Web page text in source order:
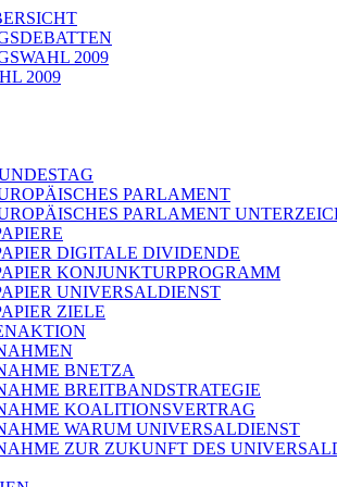
2009
2009
PARLAMENT
PARLAMENT
DIGITALE DIVIDENDE
KONJUNKTURPROGRAMM
UNIVERSALDIENST
ZIELE
BNETZA
BREITBANDSTRATEGIE
KOALITIONSVERTRAG
WARUM UNIVERSALDIENST
ZUR ZUKUNFT DES